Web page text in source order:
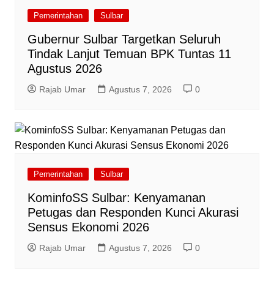
Pemerintahan Sulbar
Gubernur Sulbar Targetkan Seluruh
Tindak Lanjut Temuan BPK Tuntas 11
Agustus 2026
Rajab Umar Agustus 7, 2026 0
Pemerintahan Sulbar
KominfoSS Sulbar: Kenyamanan
Petugas dan Responden Kunci Akurasi
Sensus Ekonomi 2026
Rajab Umar Agustus 7, 2026 0